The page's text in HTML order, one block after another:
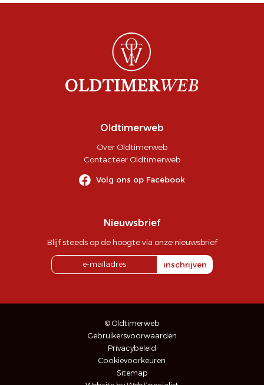
Oldtimerweb
Over Oldtimerweb
Contacteer Oldtimerweb
Volg ons op Facebook
Nieuwsbrief
Blijf steeds op de hoogte via onze nieuwsbrief
inschrijven
© Oldtimerweb
Gebruikersvoorwaarden
Privacybeleid
Cookievoorkeuren
Sitemap